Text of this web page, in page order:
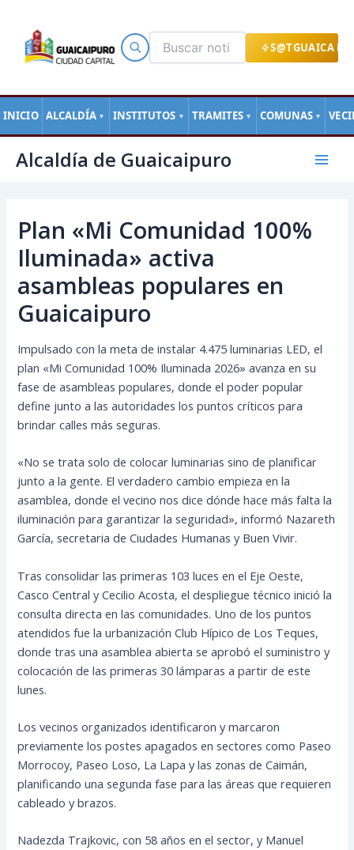
S@TGUAICA
INICIO ALCALDÍA ▼ INSTITUTOS ▼ TRAMITES ▼ COMUNAS ▼
contenido
Alcaldía de Guaicaipuro
Main
Plan «Mi Comunidad 100%
Iluminada» activa
asambleas populares en
Guaicaipuro
Impulsado con la meta de instalar 4.475 luminarias LED, el
plan «Mi Comunidad 100% Iluminada 2026» avanza en su
fase de asambleas populares, donde el poder popular
define junto a las autoridades los puntos críticos para
brindar calles más seguras.
«No se trata solo de colocar luminarias sino de planificar
junto a la gente. El verdadero cambio empieza en la
asamblea, donde el vecino nos dice dónde hace más falta la
iluminación para garantizar la seguridad», informó Nazareth
García, secretaria de Ciudades Humanas y Buen Vivir.
Tras consolidar las primeras 103 luces en el Eje Oeste,
Casco Central y Cecilio Acosta, el despliegue técnico inició la
consulta directa en las comunidades. Uno de los puntos
atendidos fue la urbanización Club Hípico de Los Teques,
donde tras una asamblea abierta se aprobó el suministro y
colocación de las primeras 30 lámparas a partir de este
lunes.
Los vecinos organizados identificaron y marcaron
previamente los postes apagados en sectores como Paseo
Morrocoy, Paseo Loso, La Lapa y las zonas de Caimán,
planificando una segunda fase para las áreas que requieren
cableado y brazos.
Nadezda Trajkovic, con 58 años en el sector, y Manuel
de